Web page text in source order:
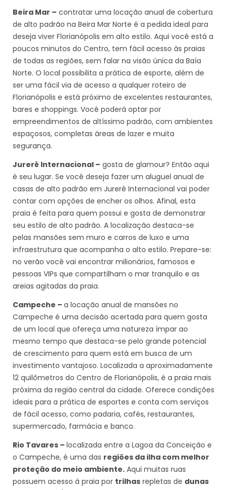
Beira Mar – contratar uma locação anual de cobertura
de alto padrão na Beira Mar Norte é a pedida ideal para
deseja viver Florianópolis em alto estilo. Aqui você está a
poucos minutos do Centro, tem fácil acesso às praias
de todas as regiões, sem falar na visão única da Baía
Norte. O local possibilita a prática de esporte, além de
ser uma fácil via de acesso a qualquer roteiro de
Florianópolis e está próximo de excelentes restaurantes,
bares e shoppings. Você poderá optar por
empreendimentos de altíssimo padrão, com ambientes
espaçosos, completas áreas de lazer e muita
segurança.
Jurerê Internacional – gosta de glamour? Então aqui
é seu lugar. Se você deseja fazer um aluguel anual de
casas de alto padrão em Jurerê Internacional vai poder
contar com opções de encher os olhos. Afinal, esta
praia é feita para quem possui e gosta de demonstrar
seu estilo de alto padrão. A localização destaca-se
pelas mansões sem muro e carros de luxo e uma
infraestrutura que acompanha o alto estilo. Prepare-se:
no verão você vai encontrar milionários, famosos e
pessoas VIPs que compartilham o mar tranquilo e as
areias agitadas da praia.
Campeche – a locação anual de mansões no
Campeche é uma decisão acertada para quem gosta
de um local que ofereça uma natureza ímpar ao
mesmo tempo que destaca-se pelo grande potencial
de crescimento para quem está em busca de um
investimento vantajoso. Localizada a aproximadamente
12 quilômetros do Centro de Florianópolis, é a praia mais
próxima da região central da cidade. Oferece condições
ideais para a prática de esportes e conta com serviços
de fácil acesso, como padaria, cafés, restaurantes,
supermercado, farmácia e banco.
Rio Tavares – localizada entre a Lagoa da Conceição e
o Campeche, é uma das regiões da ilha com melhor
proteção do meio ambiente. Aqui muitas ruas
possuem acesso à praia por trilhas repletas de dunas